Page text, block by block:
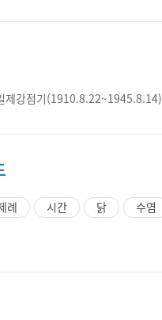
제강점기(1910.8.22~1945.8.14)
례 시간 닭 수염